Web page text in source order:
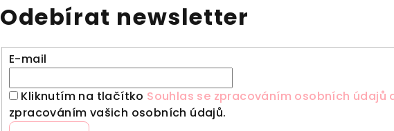
Odebírat newsletter
E-mail
Kliknutím na tlačítko Souhlas se zpracováním osobních
zpracováním vašich osobních údajů.